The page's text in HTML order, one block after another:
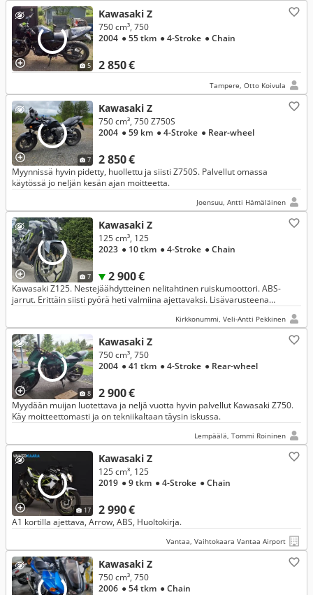
5
Kawasaki Z
2 850 €
750 cm³, 750
2004 ● 55 tkm ● 4-Stroke ● Chain
Tampere, Otto Koivula
7
Kawasaki Z
2 850 €
750 cm³, 750 Z750S
2004 ● 59 km ● 4-Stroke ● Rear-wheel
Myynnissä hyvin pidetty, huollettu ja siisti Z750S. Palvellut omassa
käytössä jo neljän kesän ajan moitteetta.
Joensuu, Antti Hämäläinen
7
Kawasaki Z
2 900 €
125 cm³, 125
2023 ● 10 tkm ● 4-Stroke ● Chain
Kawasaki Z125. Nestejäähdytteinen nelitahtinen ruiskumoottori. ABS-
jarrut. Erittäin siisti pyörä heti valmiina ajettavaksi. Lisävarusteena
Kirkkonummi, Veli-Antti Pekkinen
8
Kawasaki Z
2 900 €
750 cm³, 750
2004 ● 41 tkm ● 4-Stroke ● Rear-wheel
Myydään muijan luotettava ja neljä vuotta hyvin palvellut Kawasaki Z750.
Käy moitteettomasti ja on tekniikaltaan täysin iskussa.
Lempäälä, Tommi Roininen
17
Kawasaki Z
2 990 €
125 cm³, 125
2019 ● 9 tkm ● 4-Stroke ● Chain
A1 kortilla ajettava, Arrow, ABS, Huoltokirja.
Vantaa, Vaihtokaara Vantaa Airport
Kawasaki Z
750 cm³, 750
2006 ● 54 tkm ● Chain